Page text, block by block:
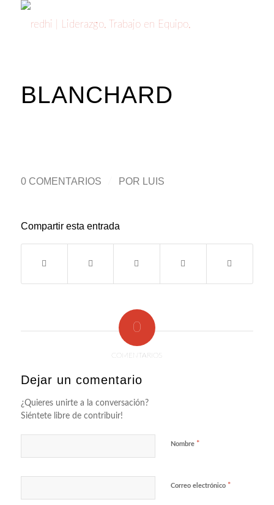
BLANCHARD
0 COMENTARIOS POR LUIS
Compartir esta entrada
0
COMENTARIOS
Dejar un comentario
¿Quieres unirte a la conversación?
Siéntete libre de contribuir!
Nombre *
Correo electrónico *